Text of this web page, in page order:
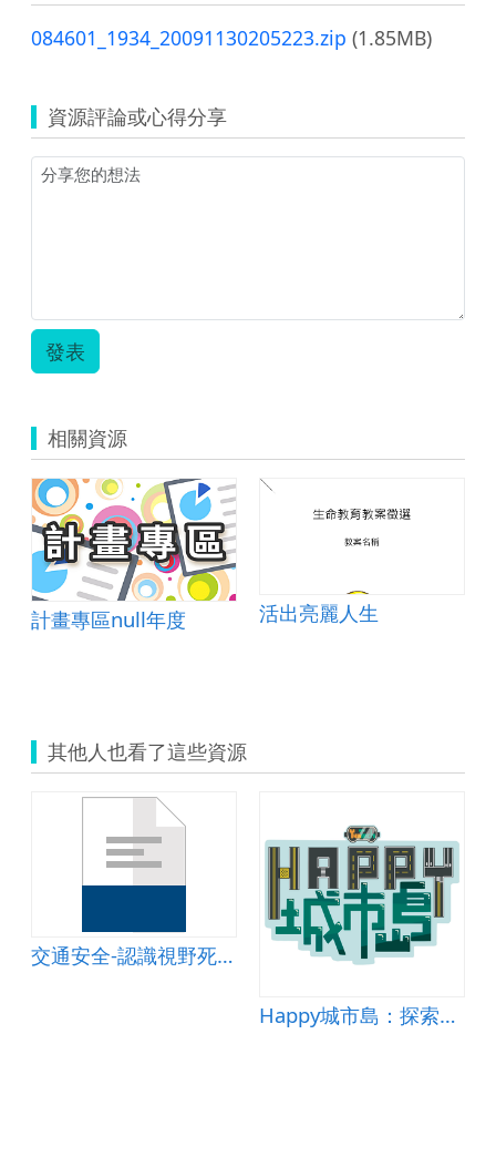
084601_1934_20091130205223.zip (1.85MB)
資源評論或心得分享
發表
相關資源
計畫專區null年度 活出亮麗人生
其他人也看了這些資源
交通安全-認識視野死角與內輪差
Happy城市島：探索交通安全的秘境島嶼